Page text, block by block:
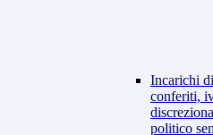
Incarichi
conferiti,
politico